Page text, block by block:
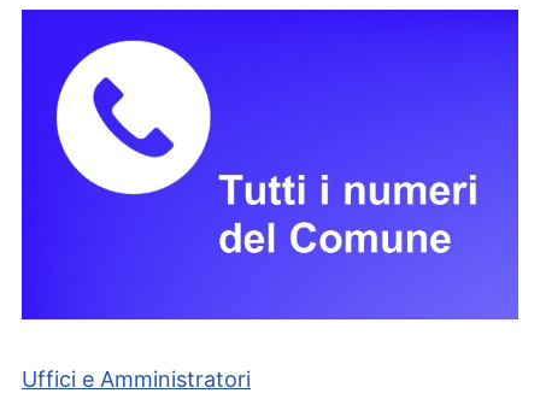
Uffici e Amministratori